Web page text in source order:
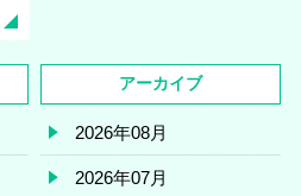
アーカイブ
2026年08月
2026年07月